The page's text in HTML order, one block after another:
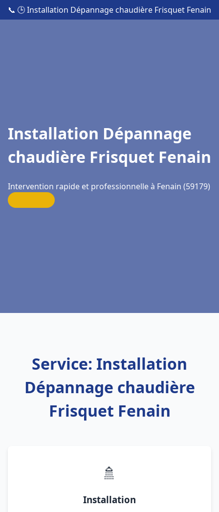
📞 🕒 Installation Dépannage chaudière Frisquet Fenain
Installation Dépannage
chaudière Frisquet Fenain
Intervention rapide et professionnelle à Fenain (59179)
Service: Installation
Dépannage chaudière
Frisquet Fenain
🚿
Installation